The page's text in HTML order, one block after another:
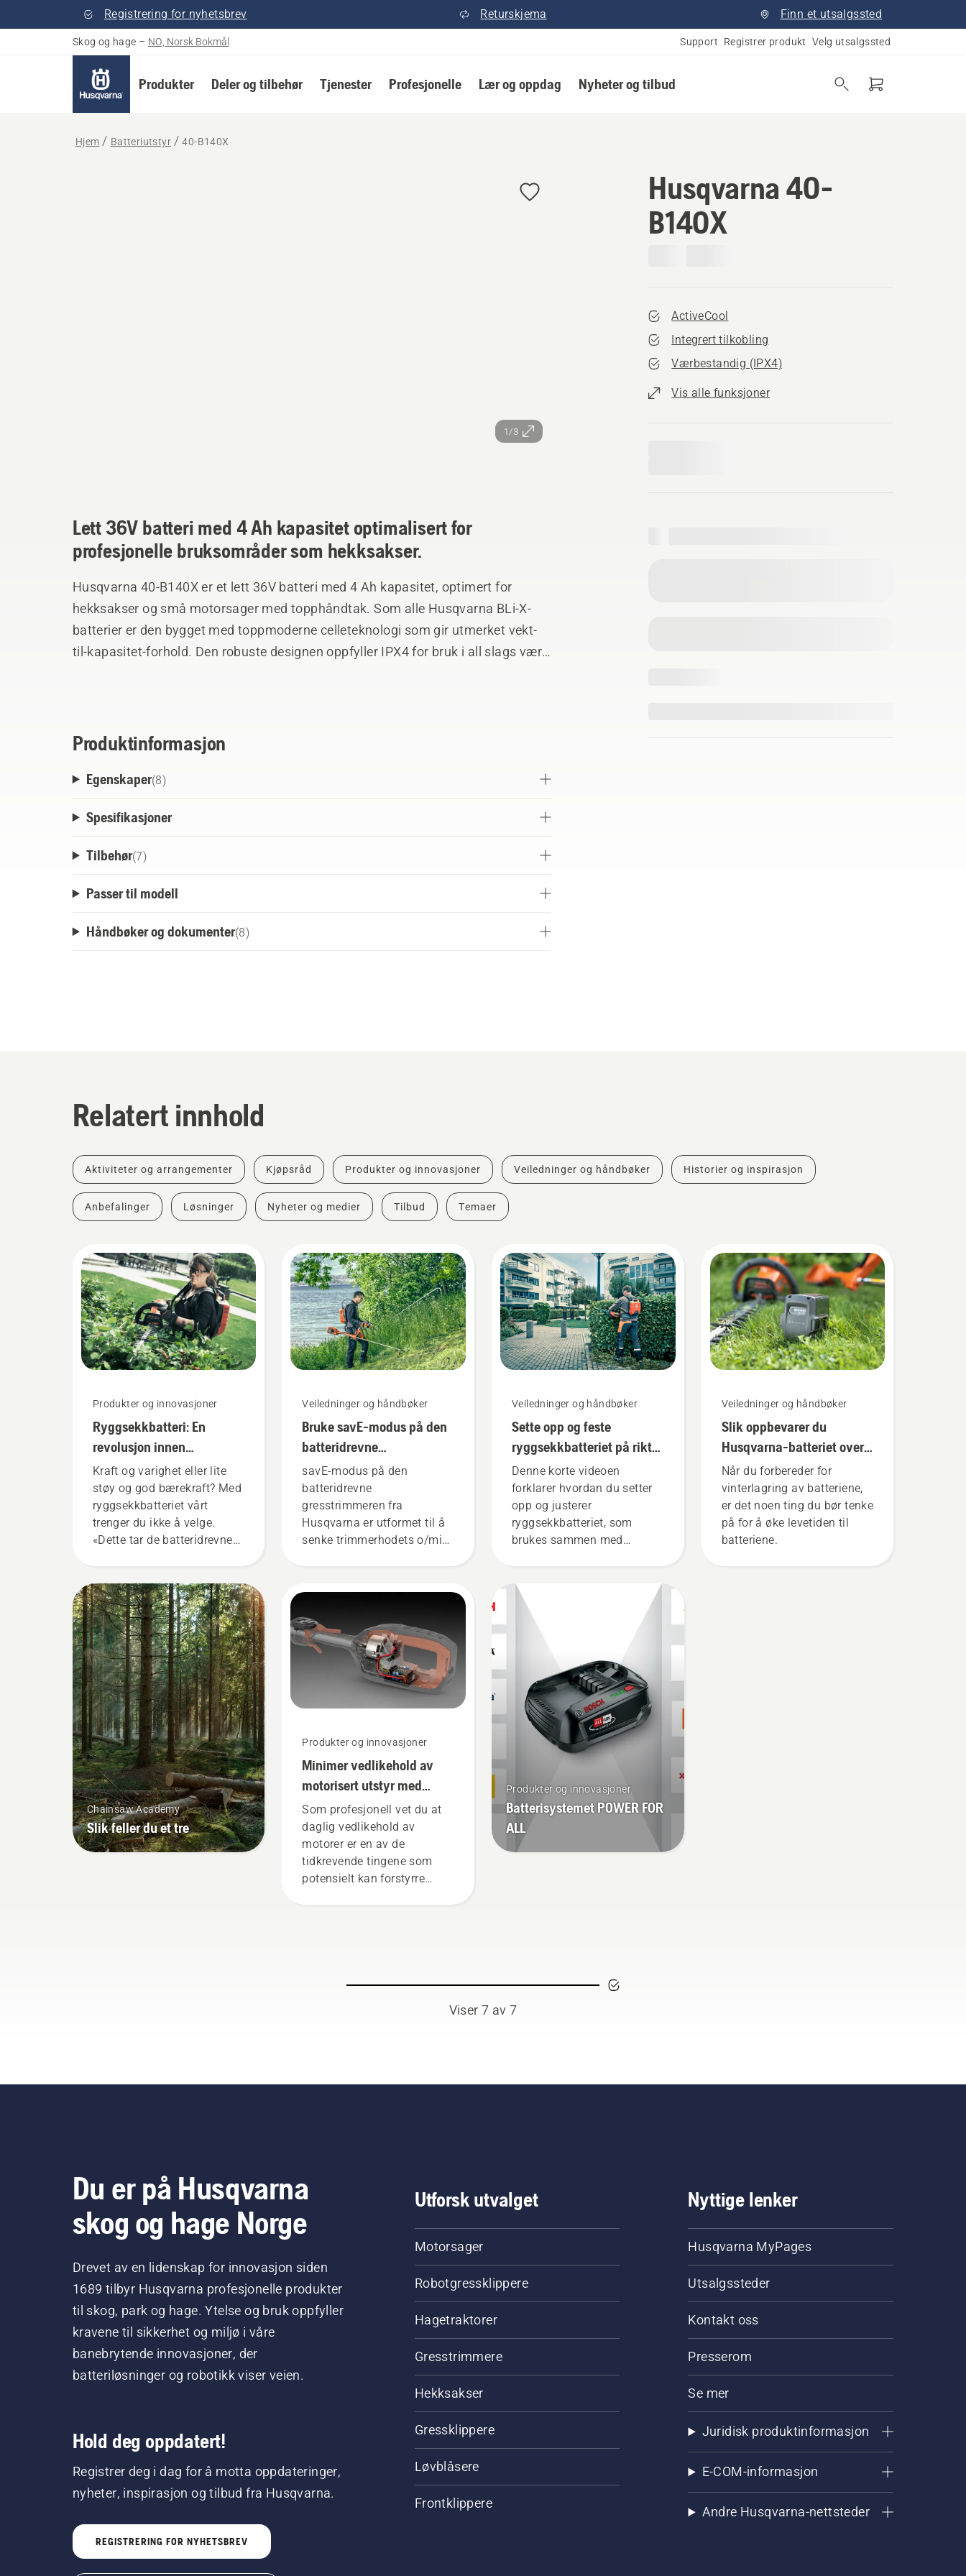
Registrering for nyhetsbrev Returskjema Finn et utsalgssted
Skog og hage – NO, Norsk Bokmål Support Registrer produkt Velg utsalgssted
Produkter Deler og tilbehør Tjenester Profesjonelle Lær og oppdag Nyheter og tilbud
Hjem Batteriutstyr 40-B140X
1/3
Husqvarna 40-
B140X
ActiveCool
Integrert tilkobling
Værbestandig (IPX4)
Vis alle funksjoner
Lett 36V batteri med 4 Ah kapasitet optimalisert for
profesjonelle bruksområder som hekksakser.
Husqvarna 40-B140X er et lett 36V batteri med 4 Ah kapasitet, optimert for
hekksakser og små motorsager med topphåndtak. Som alle Husqvarna BLi-X-
batterier er den bygget med toppmoderne celleteknologi som gir utmerket vekt-
til-kapasitet-forhold. Den robuste designen oppfyller IPX4 for bruk i all slags vær
Produktinformasjon
Egenskaper(8)
Spesifikasjoner
Tilbehør(7)
Passer til modell
Håndbøker og dokumenter(8)
Relatert innhold
Aktiviteter og arrangementer Kjøpsråd Produkter og innovasjoner Veiledninger og håndbøker Historier og inspirasjon
Anbefalinger Løsninger Nyheter og medier Tilbud Temaer
Produkter og innovasjoner
Ryggsekkbatteri: En
revolusjon innen
håndholdte, batteridrevne
verktøy
Kraft og varighet eller lite
støy og god bærekraft? Med
ryggsekkbatteriet vårt
trenger du ikke å velge.
«Dette tar de batteridrevne
produktsjef for elektriske og
batteridrevne håndholdte
verktøy hos Husqvarna.
Chainsaw Academy
Slik feller du et tre
Veiledninger og håndbøker
Bruke savE-modus på den
batteridrevne
gresstrimmeren
savE-modus på den
batteridrevne
gresstrimmeren fra
Husqvarna er utformet til å
senke trimmerhodets o/min
dreiemomentet slik at
batteriet under klipping av
tynt gress. Trykk på én
knapp på den batteridrevne
trimmeren for å
aktivere/deaktivere savE-
modus.
Produkter og innovasjoner
Minimer vedlikehold av
motorisert utstyr med
batteriverktøy
Som profesjonell vet du at
daglig vedlikehold av
motorer er en av de
tidkrevende tingene som
potensielt kan forstyrre
Veiledninger og håndbøker
Sette opp og feste
ryggsekkbatteriet på riktig
måte
Denne korte videoen
forklarer hvordan du setter
opp og justerer
ryggsekkbatteriet, som
brukes sammen med
festet ryggsekkbatteri sørger
for en mer komfortabel
passform, og reduserer
kan arbeide lenger uten å ta
pauser.
Produkter og innovasjoner
Batterisystemet POWER FOR
ALL
Veiledninger og håndbøker
Slik oppbevarer du
Husqvarna-batteriet over
vinteren
Når du forbereder for
vinterlagring av batteriene,
er det noen ting du bør tenke
på for å øke levetiden til
batteriene.
Viser 7 av 7
Du er på Husqvarna
skog og hage Norge
Drevet av en lidenskap for innovasjon siden
1689 tilbyr Husqvarna profesjonelle produkter
til skog, park og hage. Ytelse og bruk oppfyller
kravene til sikkerhet og miljø i våre
banebrytende innovasjoner, der
batteriløsninger og robotikk viser veien.
Hold deg oppdatert!
Registrer deg i dag for å motta oppdateringer,
nyheter, inspirasjon og tilbud fra Husqvarna.
REGISTRERING FOR NYHETSBREV
Utforsk utvalget
Motorsager
Robotgressklippere
Hagetraktorer
Gresstrimmere
Hekksakser
Gressklippere
Løvblåsere
Frontklippere
Nyttige lenker
Husqvarna MyPages
Utsalgssteder
Kontakt oss
Presserom
Se mer
Juridisk produktinformasjon
E-COM-informasjon
Andre Husqvarna-nettsteder